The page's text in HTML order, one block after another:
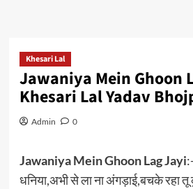
Khesari Lal
Jawaniya Mein Ghoon
Khesari Lal Yadav
Admin 0
Jawaniya Mein Ghoon Lag Jayi
धनिया,अभी से ला ना अंगड़ाई,बचके रहा तू